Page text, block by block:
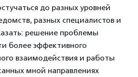
до разных уровней
разных специалистов и
решение проблемы
более эффективного
взаимодействия и работы
мной направлениях